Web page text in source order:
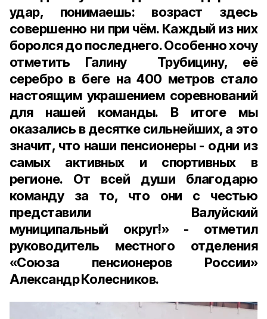
удар, понимаешь: возраст здесь
совершенно ни при чём. Каждый из них
боролся до последнего. Особенно хочу
отметить Галину Трубицину, её
серебро в беге на 400 метров стало
настоящим украшением соревнований
для нашей команды. В итоге мы
оказались в десятке сильнейших, а это
значит, что наши пенсионеры - одни из
самых активных и спортивных в
регионе. От всей души благодарю
команду за то, что они с честью
представили Валуйский
муниципальный округ!» - отметил
руководитель местного отделения
«Союза пенсионеров России»
Александр Колесников.